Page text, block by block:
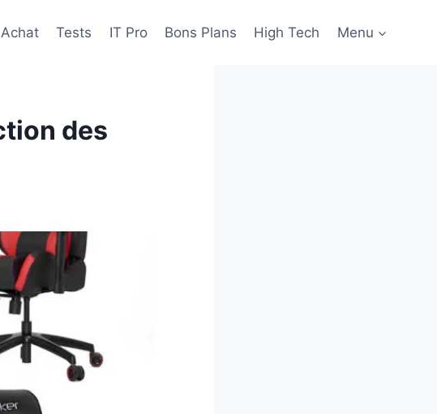
Tests IT Pro Bons Plans High Tech Menu
des